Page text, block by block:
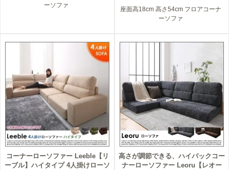
ーソファ
座面高18cm 高さ54cm フロアコーナ
ーソファ
コーナーローソファー Leeble【リ
ーブル】ハイタイプ 4人掛けローソ
高さが調節できる、ハイバックコー
ナーローソファー Leoru【レオー